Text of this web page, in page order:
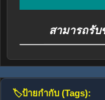
สามารถรับ
🏷️ป้ายกำกับ (Tags):